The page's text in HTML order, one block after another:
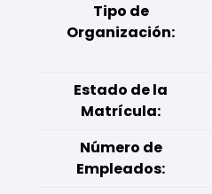
Tipo de
Organización:
Estado de la
Matrícula:
Número de
Empleados: